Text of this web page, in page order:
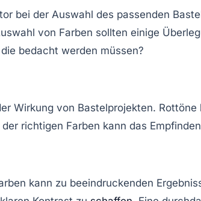
bei der Auswahl des passenden
von Farben sollten einige
bedacht werden müssen?
Wirkung von Bastelprojekten.
richtigen Farben kann das
kann zu beeindruckenden